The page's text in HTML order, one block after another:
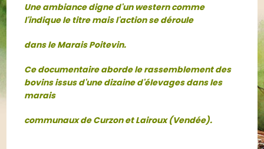
Une ambiance digne d'un western comme
l'indique le titre mais l'action se déroule
dans le Marais Poitevin.
Ce documentaire aborde le rassemblement des
bovins issus d'une dizaine d'élevages dans les
marais
communaux de Curzon et Lairoux (Vendée).